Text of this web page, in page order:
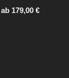
ab 179,00€